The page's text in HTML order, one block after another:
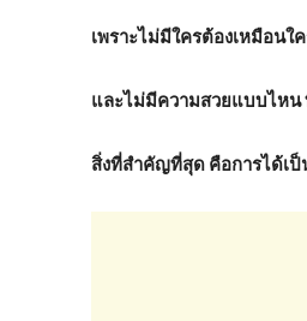
เพราะไม่มีใครต้องเหมือนใ
และไม่มีความสวยแบบไหน
สิ่งที่สำคัญที่สุด คือการได้เป็